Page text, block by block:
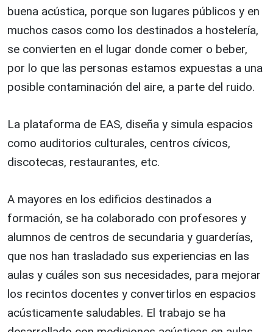
buena acústica, porque son lugares públicos y en
muchos casos como los destinados a hostelería,
se convierten en el lugar donde comer o beber,
por lo que las personas estamos expuestas a una
posible contaminación del aire, a parte del ruido.
La plataforma de EAS, diseña y simula espacios
como auditorios culturales, centros cívicos,
discotecas, restaurantes, etc.
A mayores en los edificios destinados a
formación, se ha colaborado con profesores y
alumnos de centros de secundaria y guarderías,
que nos han trasladado sus experiencias en las
aulas y cuáles son sus necesidades, para mejorar
los recintos docentes y convertirlos en espacios
acústicamente saludables. El trabajo se ha